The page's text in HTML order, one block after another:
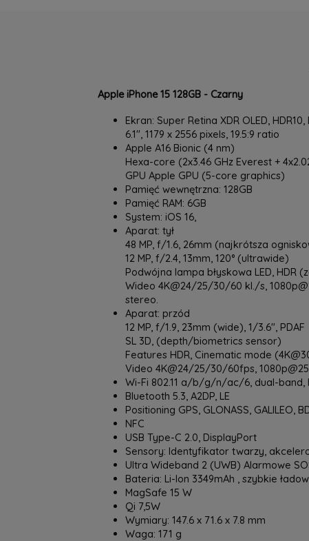
Apple iPhone 15 128GB - Czarny
Ekran: Super Retina XDR OLED,
6.1", 1179 x 2556 pixels, 19.5:9 ratio
Apple A16 Bionic (4 nm)
Hexa-core (2x3.46 GHz Everest +
GPU Apple GPU (5-core graphics)
Pamięć wewnętrzna: 128GB
Pamięć RAM: 6GB
System: iOS 16,
Aparat: tył
48 MP, f/1.6, 26mm (najkrótsza
12 MP, f/2.4, 13mm, 120° (ultrawide)
Podwójna lampa błyskowa LED, HDR
Wideo 4K@24/25/30/60 kl./s,
stereo.
Aparat: przód
12 MP, f/1.9, 23mm (wide), 1/3.6", PDAF
SL 3D, (depth/biometrics sensor)
Features HDR, Cinematic mode
Video 4K@24/25/30/60fps,
Wi-Fi 802.11 a/b/g/n/ac/6, dual-band,
Bluetooth 5.3, A2DP, LE
Positioning GPS, GLONASS, GALILEO,
NFC
USB Type-C 2.0, DisplayPort
Sensory: Identyfikator twarzy,
Ultra Wideband 2 (UWB) Alarmowe
Bateria: Li-Ion 3349mAh , szybkie
MagSafe 15 W
Qi 7,5W
Wymiary: 147.6 x 71.6 x 7.8 mm
Waga: 171 g